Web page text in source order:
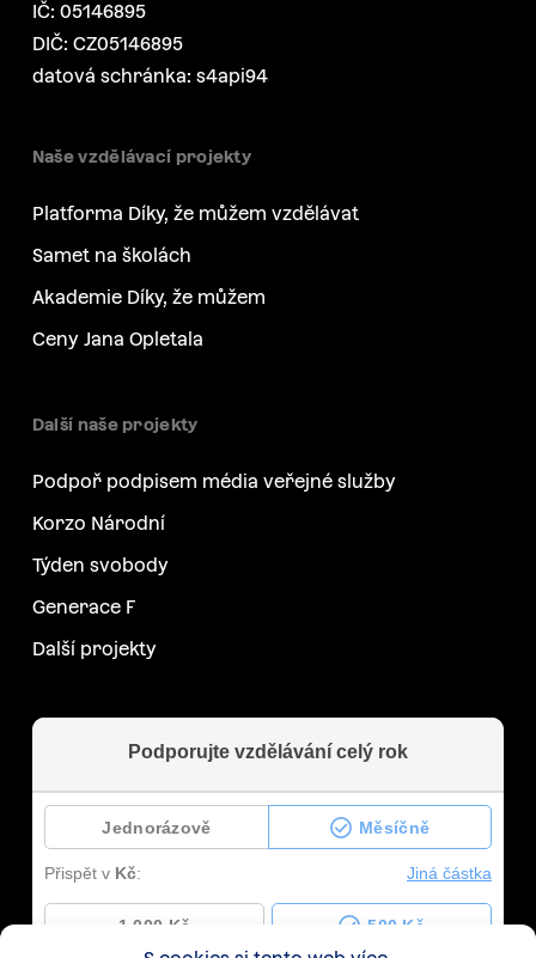
IČ: 05146895
DIČ: CZ05146895
datová schránka: s4api94
Naše vzdělávací projekty
Platforma Díky, že můžem vzdělávat
Samet na školách
Akademie Díky, že můžem
Ceny Jana Opletala
Další naše projekty
Podpoř podpisem média veřejné služby
Korzo Národní
Týden svobody
Generace F
Další projekty